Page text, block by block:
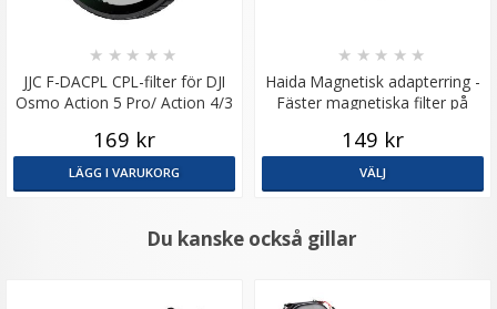
JJC F-DACPL CPL-filter för DJI
Osmo Action 5 Pro/ Action 4/3
★ ★ ★ ★ ★
169 kr
LÄGG I VARUKORG
Haida Magnetisk adapterring -
Fäster magnetiska filter på
★ ★ ★ ★ ★
149 kr
VÄLJ
Du kanske också gillar